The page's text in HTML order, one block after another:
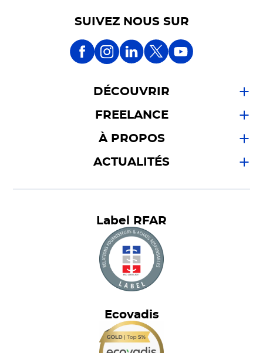
SUIVEZ NOUS SUR
DÉCOUVRIR
FREELANCE
À PROPOS
ACTUALITÉS
Label RFAR
Ecovadis